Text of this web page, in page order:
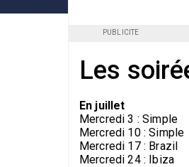
PUBLICITE
Les
En juillet
Mercredi 3 : Simple
Mercredi 10 : Simple
Mercredi 17 : Brazil
Mercredi 24 : Ibiza